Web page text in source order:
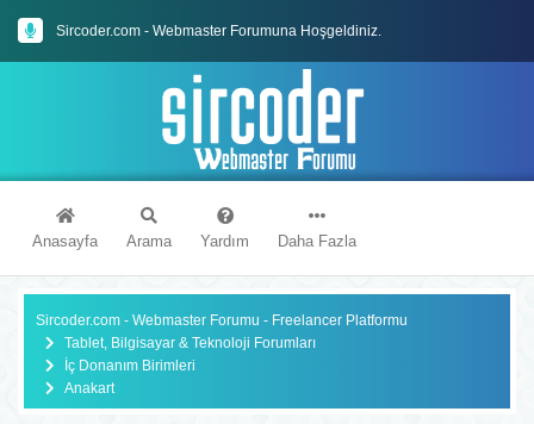
Sircoder.com - Webmaster Forumuna Hoşgeldiniz.
Sircoder.com Webmaster Forumu Kuralları
Anasayfa Arama Yardım Daha Fazla
Sircoder.com - Webmaster Forumu - Freelancer Platformu
Tablet, Bilgisayar & Teknoloji Forumları
İç Donanım Birimleri
Anakart